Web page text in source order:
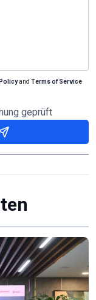
and Terms of Service
geprüft